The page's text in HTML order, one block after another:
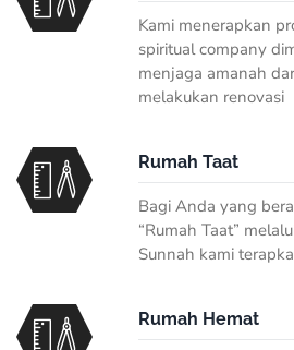
Kami menerapkan
spiritual company
menjaga amanah
melakukan renovasi
Rumah Taat
Bagi Anda yang
“Rumah Taat”
Sunnah kami
Rumah Hemat